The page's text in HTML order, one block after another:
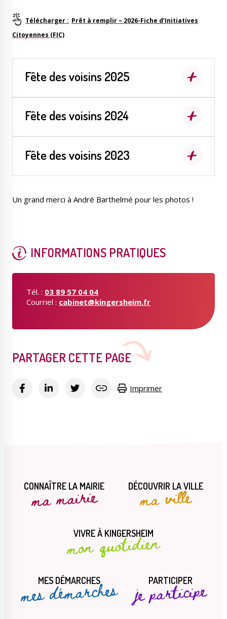
Prêt à remplir – 2026-Fiche d’Initiatives
Citoyennes (FIC)
Fête des voisins 2025
Fête des voisins 2024
Fête des voisins 2023
Un grand merci à André Barthelmé pour les photos !
INFORMATIONS PRATIQUES
Tél. : 03 89 57 04 04
Courriel : cabinet@kingersheim.fr
PARTAGER CETTE PAGE
Imprimer
CONNAÎTRE LA MAIRIE
ma mairie DÉCOUVRIR LA VILLE
ma ville
VIVRE À KINGERSHEIM
mon quotidien
MES DÉMARCHES
mes démarches PARTICIPER
je participe